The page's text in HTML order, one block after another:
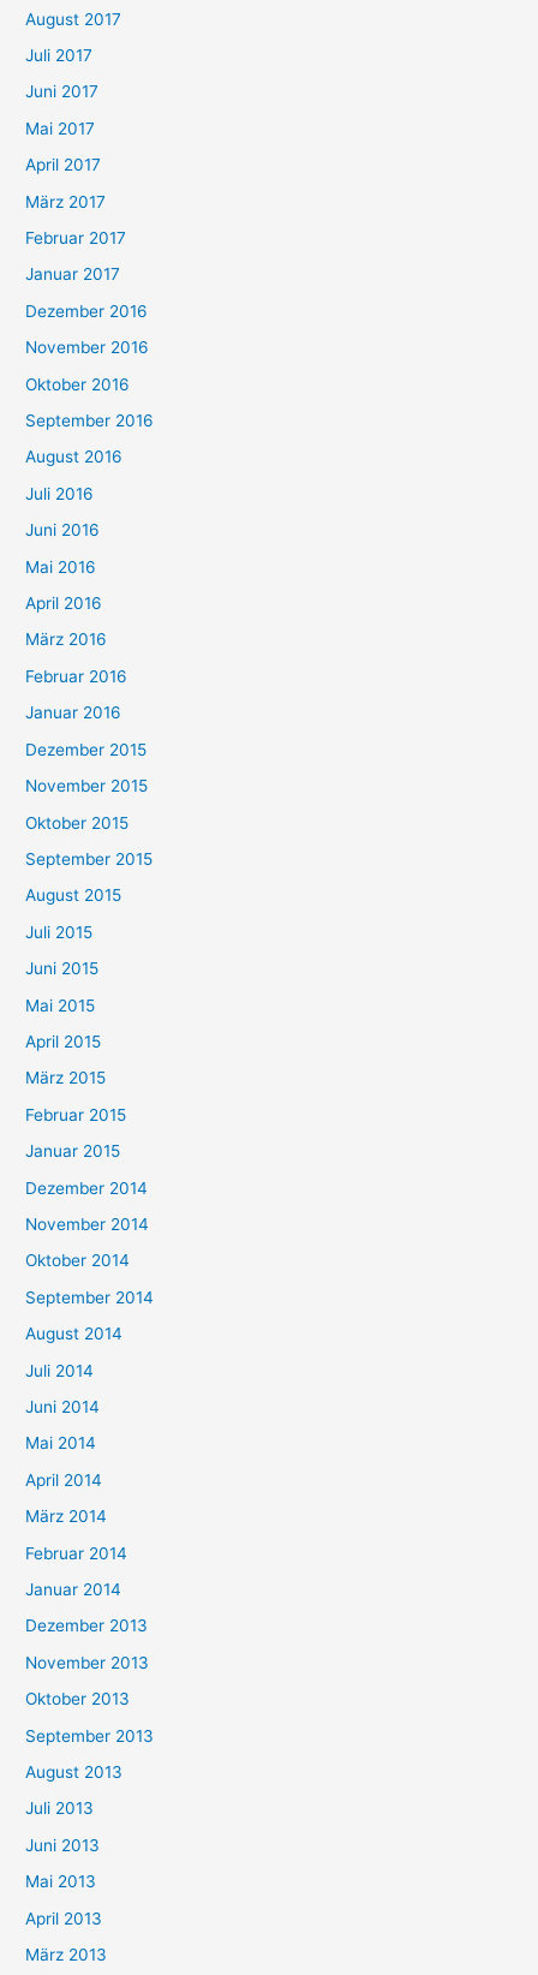
August 2017
Juli 2017
Juni 2017
Mai 2017
April 2017
März 2017
Februar 2017
Januar 2017
Dezember 2016
November 2016
Oktober 2016
September 2016
August 2016
Juli 2016
Juni 2016
Mai 2016
April 2016
März 2016
Februar 2016
Januar 2016
Dezember 2015
November 2015
Oktober 2015
September 2015
August 2015
Juli 2015
Juni 2015
Mai 2015
April 2015
März 2015
Februar 2015
Januar 2015
Dezember 2014
November 2014
Oktober 2014
September 2014
August 2014
Juli 2014
Juni 2014
Mai 2014
April 2014
März 2014
Februar 2014
Januar 2014
Dezember 2013
November 2013
Oktober 2013
September 2013
August 2013
Juli 2013
Juni 2013
Mai 2013
April 2013
März 2013